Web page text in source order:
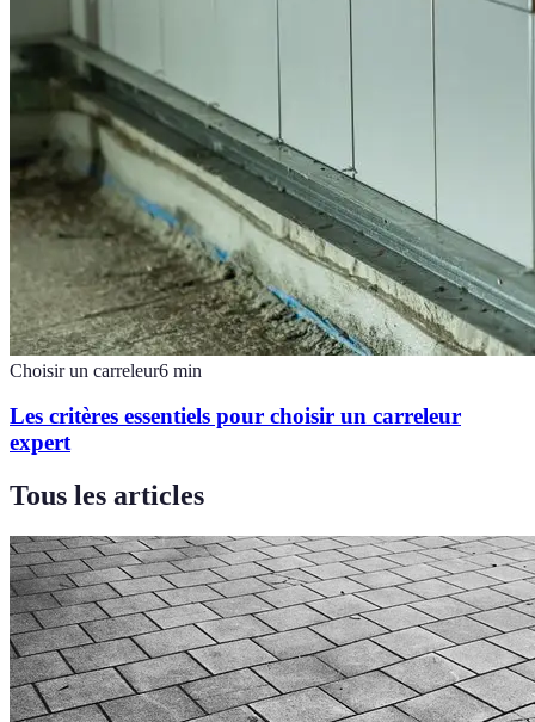
Choisir un carreleur6 min
Les critères essentiels pour choisir un carreleur
expert
Tous les articles